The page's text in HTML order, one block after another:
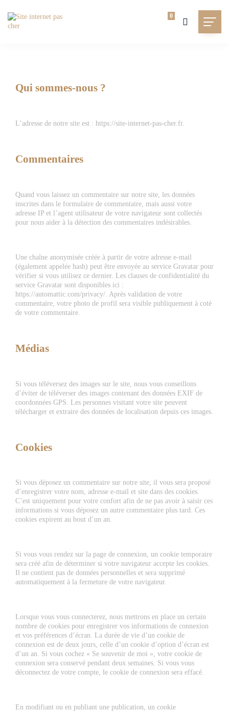
0
Qui sommes-nous ?
L’adresse de notre site est : https://site-internet-pas-cher.fr.
Commentaires
Quand vous laissez un commentaire sur notre site, les données
inscrites dans le formulaire de commentaire, mais aussi votre
adresse IP et l’agent utilisateur de votre navigateur sont collectés
pour nous aider à la détection des commentaires indésirables.
Une chaîne anonymisée créée à partir de votre adresse e-mail
(également appelée hash) peut être envoyée au service Gravatar pour
vérifier si vous utilisez ce dernier. Les clauses de confidentialité du
service Gravatar sont disponibles ici :
https://automattic.com/privacy/. Après validation de votre
commentaire, votre photo de profil sera visible publiquement à coté
de votre commentaire.
Médias
Si vous téléversez des images sur le site, nous vous conseillons
d’éviter de téléverser des images contenant des données EXIF de
coordonnées GPS. Les personnes visitant votre site peuvent
télécharger et extraire des données de localisation depuis ces images.
Cookies
Si vous déposez un commentaire sur notre site, il vous sera proposé
d’enregistrer votre nom, adresse e-mail et site dans des cookies.
C’est uniquement pour votre confort afin de ne pas avoir à saisir ces
informations si vous déposez un autre commentaire plus tard. Ces
cookies expirent au bout d’un an.
Si vous vous rendez sur la page de connexion, un cookie temporaire
sera créé afin de déterminer si votre navigateur accepte les cookies.
Il ne contient pas de données personnelles et sera supprimé
automatiquement à la fermeture de votre navigateur.
Lorsque vous vous connecterez, nous mettrons en place un certain
nombre de cookies pour enregistrer vos informations de connexion
et vos préférences d’écran. La durée de vie d’un cookie de
connexion est de deux jours, celle d’un cookie d’option d’écran est
d’un an. Si vous cochez « Se souvenir de moi », votre cookie de
connexion sera conservé pendant deux semaines. Si vous vous
déconnectez de votre compte, le cookie de connexion sera effacé.
En modifiant ou en publiant une publication, un cookie